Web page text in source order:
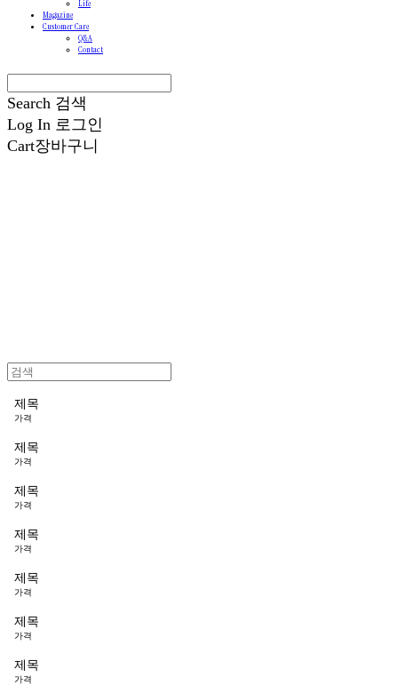
Life
Magazine
Customer Care
Q&A
Contact
Search 검색
Log In 로그인
Cart장바구니
제목
가격
제목
가격
제목
가격
제목
가격
제목
가격
제목
가격
제목
가격